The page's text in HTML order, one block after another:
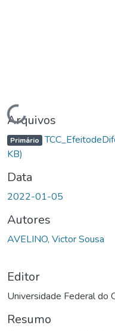
Carregando...
Arquivos
Primário
KB)
Data
2022-01-05
Autores
AVELINO, Victor Sousa
Editor
Universidade Federal do
Resumo